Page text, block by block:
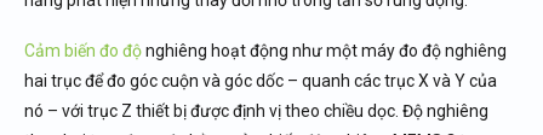
Cảm biến đo độnghiêng hoạt động như một máy đo độ nghiêng
hai trục để đo góc cuộn và góc dốc – quanh các trục X và Y của
nó – với trục Z thiết bị được định vị theo chiều dọc. Độ nghiêng